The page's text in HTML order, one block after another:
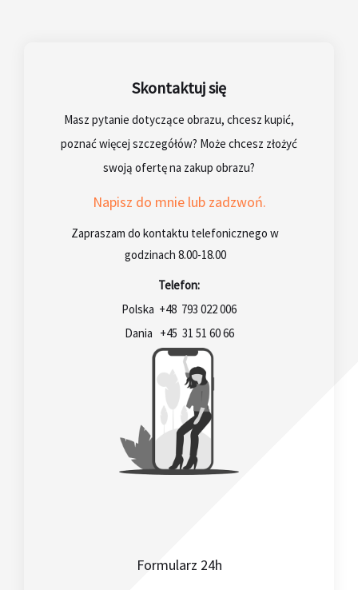
Skontaktuj się
Masz pytanie dotyczące obrazu, chcesz kupić,
poznać więcej szczegółów? Może chcesz złożyć
swoją ofertę na zakup obrazu?
Napisz do mnie lub zadzwoń.
Zapraszam do kontaktu telefonicznego w
godzinach 8.00-18.00
Telefon:
Polska +48 793 022 006
Dania +45 31 51 60 66
Formularz 24h